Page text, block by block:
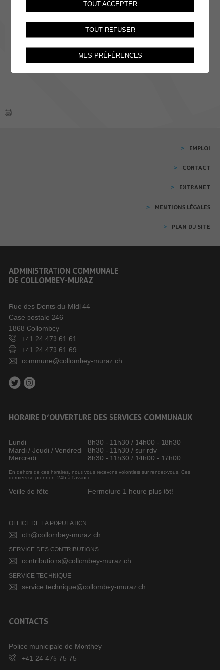
EMPLOI
CONTACT
EXTRANET
MENTIONS LÉGALES
PLAN DU SITE
ADMINISTRATION COMMUNALE
DE COLLOMBEY-MURAZ
Rue des Dents-du-Midi 44
Case postale 246
1868 Collombey
+41 24 473 61 61
+41 24 473 61 69
commune@collombey-muraz.ch
HORAIRE D’OUVERTURE DES SERVICES COMMUNAUX
Lundi
8h30 - 11h30 / 14h00 - 18h30
Mardi / Jeudi / Vendredi
8h30 - 11h30 / sur rdv
Mercredi
8h30 - 11h30 / 14h00 - 17h00
En dehors de ces horaires, nous vous recevons volontiers sur rendez-vous. Ces
derniers se prennent 24h à l’avance.
Veille de fête Fermeture 1 heure plus tôt!
OFFICE DE LA POPULATION
cth@collombey-muraz.ch
SERVICE DES CONTRIBUTIONS
contributions@collombey-muraz.ch
SERVICE TECHNIQUE
service.technique@collombey-muraz.ch
CONTACTS
Police municipale de Monthey
+41 24 475 75 75
TOUT ACCEPTER
TOUT REFUSER
MES PRÉFÉRENCES